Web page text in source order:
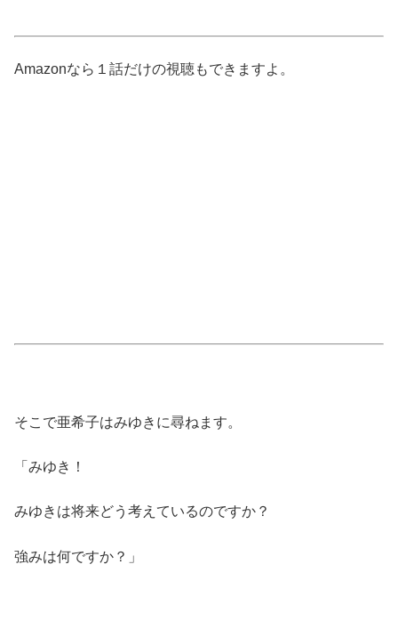
Amazonなら１話だけの視聴もできますよ。
そこで亜希子はみゆきに尋ねます。
「みゆき！
みゆきは将来どう考えているのですか？
強みは何ですか？」